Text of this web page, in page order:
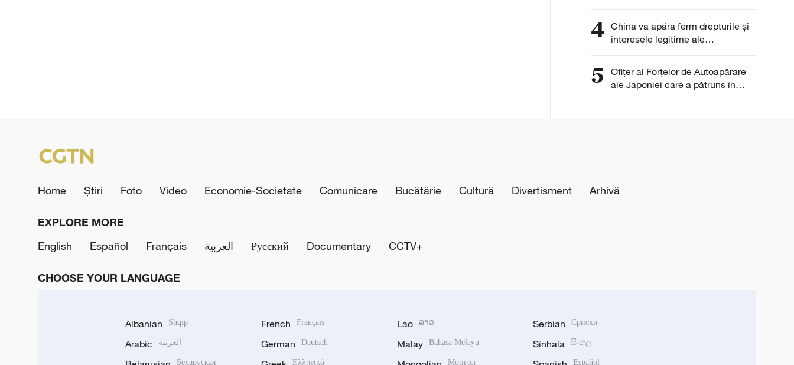
Qiuci
4 China va apăra ferm drepturile și
interesele legitime ale
întreprinderilor chineze
5
Ofițer al Forțelor de Autoapărare
ale Japoniei care a pătruns în
Home Știri Foto Video Economie-Societate Comunicare Bucătărie Cultură Divertisment Arhivă
EXPLORE MORE
English
Español Français العربية Русский Documentary CCTV+
CHOOSE YOUR LANGUAGE
Albanian Shqip
Arabic العربية
Беларуская
French Français
German Deutsch
Ελληνικά
Lao ລາວ
Malay Bahasa Melayu
Монгол
Serbian Српски
Sinhala සිංහල
Español